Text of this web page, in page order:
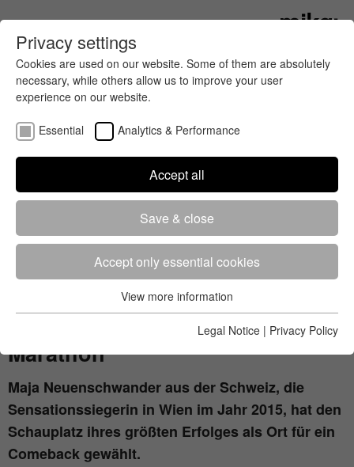
Get all the latest news about running
and cycling events in your region
and around the world. mika:timing
has the most important news for
you.
Comeback beim Vienna City
Marathon
Maja Neuenschwander aus der Schweiz, die
Sensationssiegerin in Wien im Jahr 2015, hat den
Schauplatz ihres größten Erfolges als Ort für ein
Comeback gewählt.
Privacy settings
Cookies are used on our website. Some of them are absolutely
necessary, while others allow us to improve your user
experience on our website.
Essential Analytics & Performance
Accept all
Save & close
Accept only essential cookies
Essential cookies are required for the basic functions of the
website. This ensures that the website works properly.
Provider mika-timing.de
Running
Session
Analytics & Performance
This group contains all scripts for analytical tracking and
associated cookies. It can also improve overall user
View more information
Legal Notice | Privacy Policy